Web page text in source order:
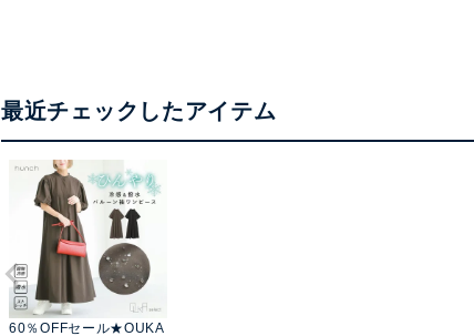
最近チェックしたアイテム
60％OFFセール★OUKA